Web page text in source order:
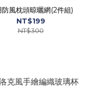
防風枕頭晾曬網(2件組)
NT$199
NT$300